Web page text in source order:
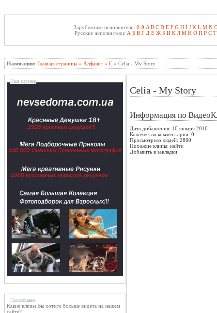
Зарубежные исполнители: 0-9 A B C D E F G H I J K L M N
Русские исполнители: А Б В Г Д Е Ж З И К Л М Н О П Р С Т
Навигация: Главная страница » Алфавит » C » Celia - My Story
Наш партнер
Голосование
Какие клипы Вы хотите больше видеть на нашем
сайте?
Celia - My Story
Информация по
Дата добавления: 10 января 2010
Количество комментарии: 0
Просмотрело людей: 2860
Похожие клипы: найти
Добавить в закладки: